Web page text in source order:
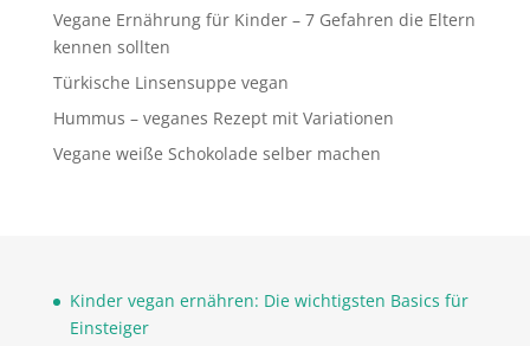
Vegane Ernährung für Kinder – 7 Gefahren die Eltern
kennen sollten
Türkische Linsensuppe vegan
Hummus – veganes Rezept mit Variationen
Vegane weiße Schokolade selber machen
Kinder vegan ernähren: Die wichtigsten Basics für
Einsteiger